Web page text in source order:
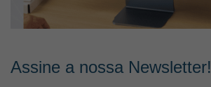
Assine a nossa Newsletter!